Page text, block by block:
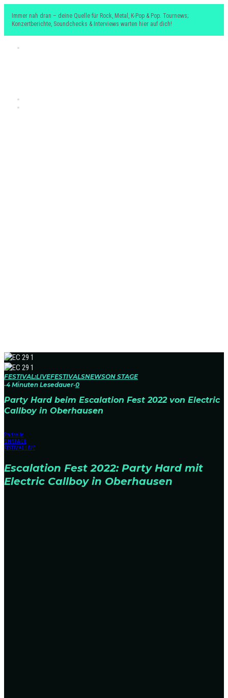
Immer nah dran – deine Quelle für Rock, Metal, K-Pop & Pop. Tournews;
Konzertberichte, Soundchecks & Interviews warten hier auf dich!
FESTIVAL:LIVEFESTIVALSNEWSON STAGE
·4 Minuten Lesedauer·0
Party Hard beim Escalation Fest 2022 von Electric
Callboy in Oberhausen
Startseite
ON STAGE
FESTIVAL:LIVE
Escalation Fest 2022: Party Hard mit
Electric Callboy in Oberhausen